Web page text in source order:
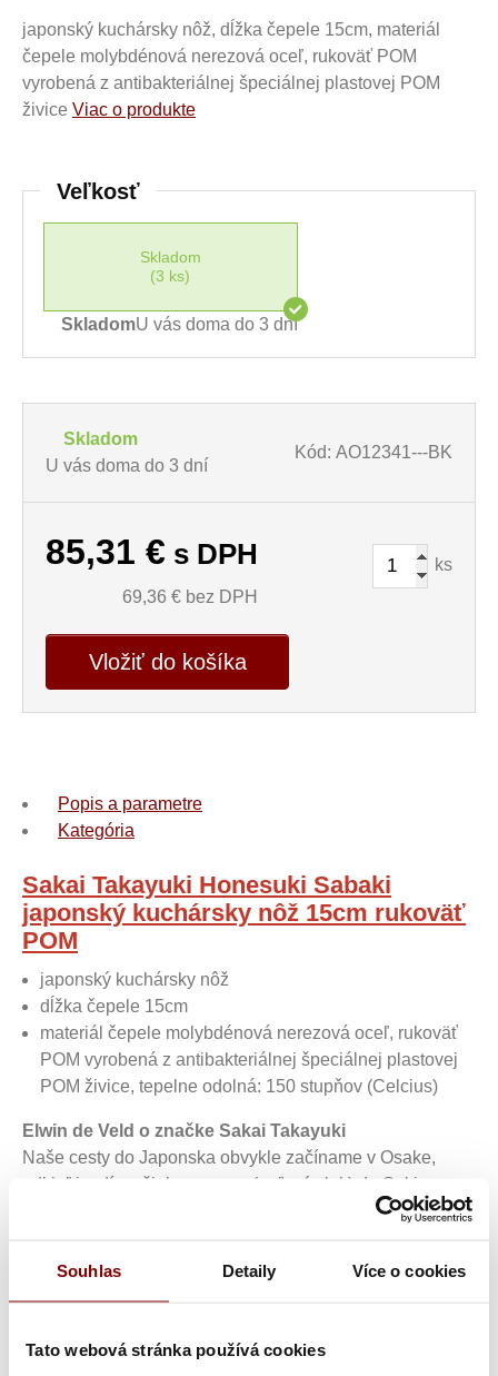
Souhlas Detaily Více o cookies
Tato webová stránka používá cookies
japonský kuchársky nôž, dĺžka čepele 15cm, materiál
čepele molybdénová nerezová oceľ, rukoväť POM
vyrobená z antibakteriálnej špeciálnej plastovej POM
živice Viac o produkte
Veľkosť
Skladom
(3 ks)
SkladomU vás doma do 3 dní
Skladom
U vás doma do 3 dní
Kód: AO12341---BK
85,31 € s DPH
69,36 € bez DPH
ks
Vložiť do košíka
Popis a parametre
Kategória
Sakai Takayuki Honesuki Sabaki
japonský kuchársky nôž 15cm rukoväť
POM
japonský kuchársky nôž
dĺžka čepele 15cm
materiál čepele molybdénová nerezová oceľ, rukoväť
POM vyrobená z antibakteriálnej špeciálnej plastovej
POM živice, tepelne odolná: 150 stupňov (Celcius)
Elwin de Veld o značke Sakai Takayuki
Naše cesty do Japonska obvykle začíname v Osake,
odkiaľ jazdíme šinkansenom (guľový vlak) do Seki v
prefektúre Gifu. Začíname v Sakai na juhu Osaky, kde sa
san a Ogawa san od Sakai Takayuki.
špeciálne japonské tradične kované nože: Yanagiba,